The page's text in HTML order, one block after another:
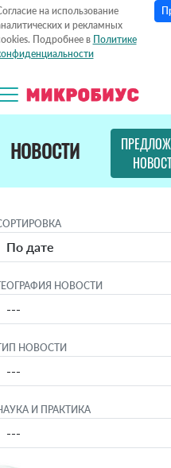
на использование
и рекламных
Подробнее в Политике
НОВОСТИ
НОВОСТИ
НОВОСТИ
И ПРАКТИКА